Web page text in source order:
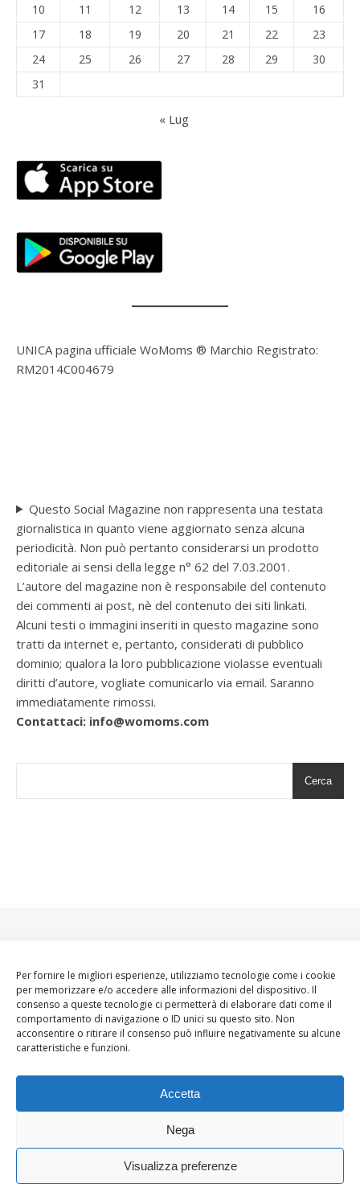
Per fornire le migliori esperienze, utilizziamo tecnologie come i cookie
per memorizzare e/o accedere alle informazioni del dispositivo. Il
consenso a queste tecnologie ci permetterà di elaborare dati come il
comportamento di navigazione o ID unici su questo sito. Non
acconsentire o ritirare il consenso può influire negativamente su alcune
caratteristiche e funzioni.
Accetta
Nega
Visualizza preferenze
10
11 12 13 14 15
16
17
18 19 20 21 22
23
24
25 26 27 28 29
30
31
« Lug
UNICA pagina ufficiale WoMoms ® Marchio Registrato:
RM2014C004679
Questo Social Magazine non rappresenta una testata
giornalistica in quanto viene aggiornato senza alcuna
periodicità. Non può pertanto considerarsi un prodotto
editoriale ai sensi della legge n° 62 del 7.03.2001.
L’autore del magazine non è responsabile del contenuto
dei commenti ai post, nè del contenuto dei siti linkati.
Alcuni testi o immagini inseriti in questo magazine sono
tratti da internet e, pertanto, considerati di pubblico
dominio; qualora la loro pubblicazione violasse eventuali
diritti d’autore, vogliate comunicarlo via email. Saranno
immediatamente rimossi.
Contattaci: info@womoms.com
Cerca
About